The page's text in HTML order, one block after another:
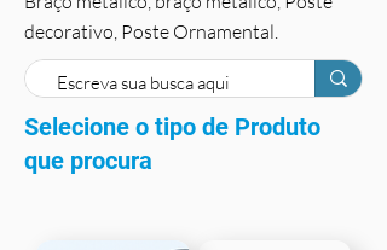
decorativo, Poste Ornamental.
Selecione o tipo de Produto
que procura